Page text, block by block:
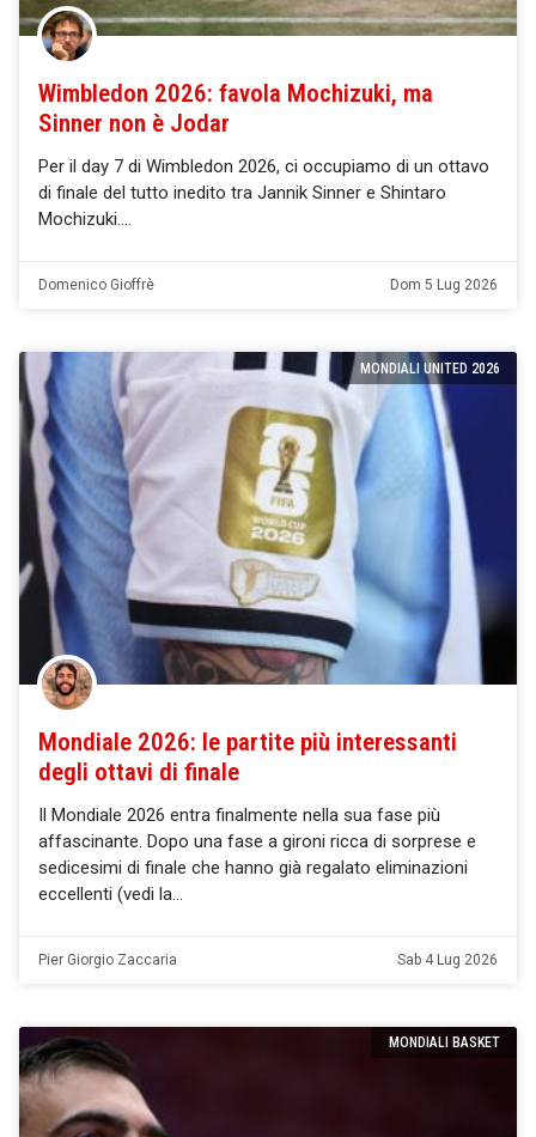
Wimbledon 2026: favola Mochizuki, ma
Sinner non è Jodar
Per il day 7 di Wimbledon 2026, ci occupiamo di un ottavo
di finale del tutto inedito tra Jannik Sinner e Shintaro
Mochizuki.
Domenico Gioffrè Dom 5 Lug 2026
MONDIALI UNITED 2026
Mondiale 2026: le partite più interessanti
degli ottavi di finale
Il Mondiale 2026 entra finalmente nella sua fase più
affascinante. Dopo una fase a gironi ricca di sorprese e
sedicesimi di finale che hanno già regalato eliminazioni
eccellenti (vedi la
Pier Giorgio Zaccaria Sab 4 Lug 2026
MONDIALI BASKET